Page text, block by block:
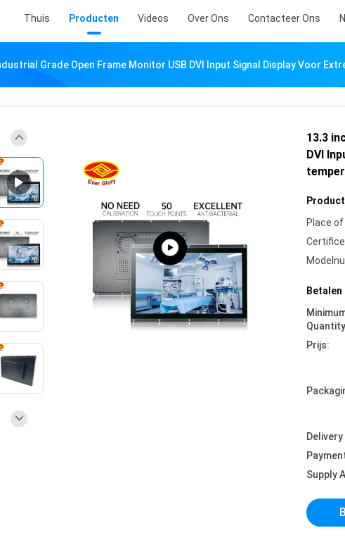
Thuis Producten Videos Over Ons Contacteer Ons
Grade Open Frame Monitor USB DVI Input Signal Display Voor
13.3
DVI
Place of
Prijs:
Supply